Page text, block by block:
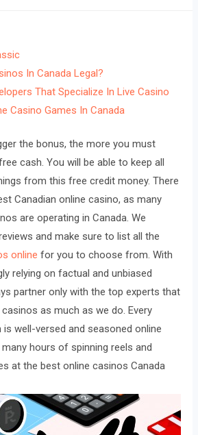
In Canada Legal?
That Specialize In Live Casino
Casino Games In Canada
the bonus, the more you must
cash. You will be able to keep all
from this free credit money. There
Canadian online casino, as many
are operating in Canada. We
and make sure to list all the
online for you to choose from. With
relying on factual and unbiased
partner only with the top experts that
as much as we do. Every
well-versed and seasoned online
hours of spinning reels and
at the best online casinos Canada